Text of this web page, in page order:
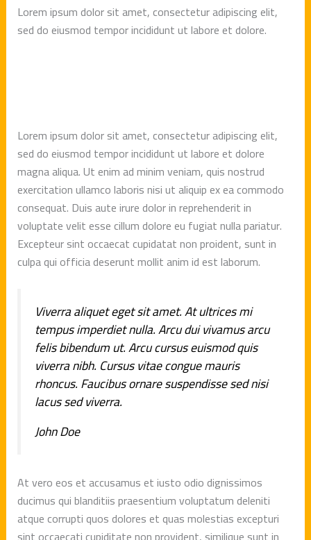
Lorem ipsum dolor sit amet, consectetur adipiscing elit,
sed do eiusmod tempor incididunt ut labore et dolore.
Lorem ipsum dolor sit amet, consectetur adipiscing elit,
sed do eiusmod tempor incididunt ut labore et dolore
magna aliqua. Ut enim ad minim veniam, quis nostrud
exercitation ullamco laboris nisi ut aliquip ex ea commodo
consequat. Duis aute irure dolor in reprehenderit in
voluptate velit esse cillum dolore eu fugiat nulla pariatur.
Excepteur sint occaecat cupidatat non proident, sunt in
culpa qui officia deserunt mollit anim id est laborum.
Viverra aliquet eget sit amet. At ultrices mi
tempus imperdiet nulla. Arcu dui vivamus arcu
felis bibendum ut. Arcu cursus euismod quis
viverra nibh. Cursus vitae congue mauris
rhoncus. Faucibus ornare suspendisse sed nisi
lacus sed viverra.
John Doe
At vero eos et accusamus et iusto odio dignissimos
ducimus qui blanditiis praesentium voluptatum deleniti
atque corrupti quos dolores et quas molestias excepturi